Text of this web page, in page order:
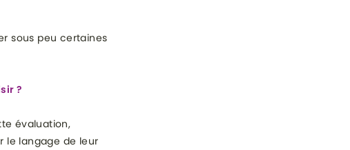
sous peu certaines
?
évaluation,
le langage de leur